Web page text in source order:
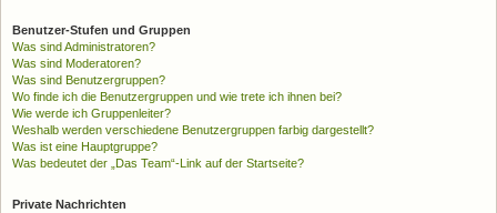
Benutzer-Stufen und Gruppen
Was sind Administratoren?
Was sind Moderatoren?
Was sind Benutzergruppen?
Wo finde ich die Benutzergruppen und wie trete ich ihnen bei?
Wie werde ich Gruppenleiter?
Weshalb werden verschiedene Benutzergruppen farbig dargestellt?
Was ist eine Hauptgruppe?
Was bedeutet der „Das Team“-Link auf der Startseite?
Private Nachrichten